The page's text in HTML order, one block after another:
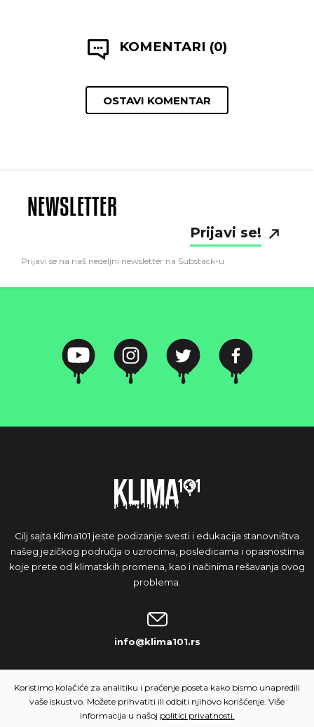
KOMENTARI (0)
OSTAVI KOMENTAR
NEWSLETTER
Prijavi se!
Prijavi se na naš nedeljni newsletter na Substack-u
Cilj sajta Klima101 jeste podizanje svesti i edukacija stanovništva
našeg jezičkog područja o uzrocima, posledicama i opasnostima
koje prete od klimatskih promena, kao i načinima rešavanja ovog
problema.
info@klima101.rs
NAŠA IDEJA
Koristimo kolačiće za analitiku i praćenje poseta kako bismo unapredili
vaše iskustvo. Možete prihvatiti ili odbiti njihovo korišćenje. Više
informacija u našoj politici privatnosti.